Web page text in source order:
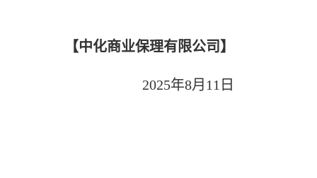
【中化商业保理有限公司】
2025年8月11日